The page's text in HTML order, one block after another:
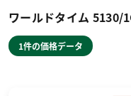
ワールドタイム 5130/
1件の価格データ